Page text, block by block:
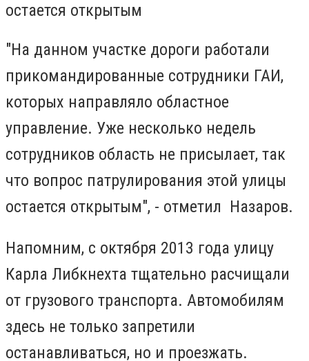
остается открытым
"На данном участке дороги работали
прикомандированные сотрудники ГАИ,
которых направляло областное
управление. Уже несколько недель
сотрудников область не присылает, так
что вопрос патрулирования этой улицы
остается открытым", - отметил Назаров.
Напомним, с октября 2013 года улицу
Карла Либкнехта тщательно расчищали
от грузового транспорта. Автомобилям
здесь не только запретили
останавливаться, но и проезжать.